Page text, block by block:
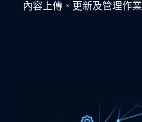
內容上傳、更新及管理作業